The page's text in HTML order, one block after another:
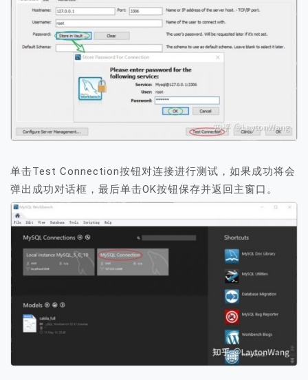
单击Test Connection按钮对连接进行测试，如果成功将会
弹出成功对话框，最后单击OK按钮保存并返回主窗口。